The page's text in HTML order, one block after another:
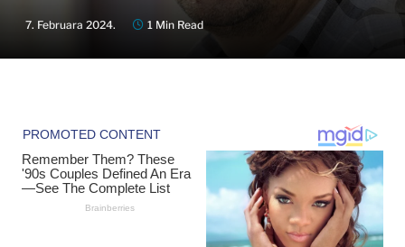
7. Februara 2024. 1 Min Read